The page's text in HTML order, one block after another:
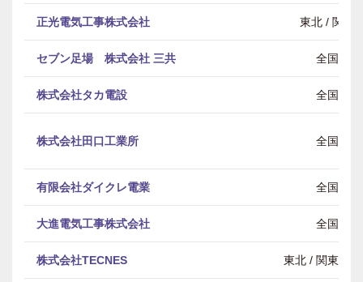
正光電気工事株式会社 東北 / 関東
セブン足場 株式会社 三共 全国
株式会社タカ電設 全国
株式会社田口工業所 全国
有限会社ダイクレ電業 全国
大進電気工事株式会社 全国
株式会社TECNES 東北 / 関東 / 近